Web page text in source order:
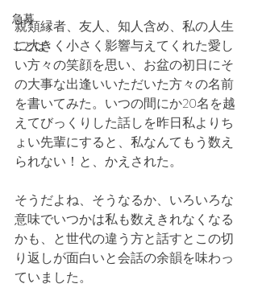
急募
ことば
親類縁者、友人、知人含め、私の人生
に大きく小さく影響与えてくれた愛し
い方々の笑顔を思い、お盆の初日にそ
の大事な出逢いいただいた方々の名前
を書いてみた。いつの間にか20名を越
えてびっくりした話しを昨日私よりち
ょい先輩にすると、私なんてもう数え
られない！と、かえされた。
そうだよね、そうなるか、いろいろな
意味でいつかは私も数えきれなくなる
かも、と世代の違う方と話すとこの切
り返しが面白いと会話の余韻を味わっ
ていました。